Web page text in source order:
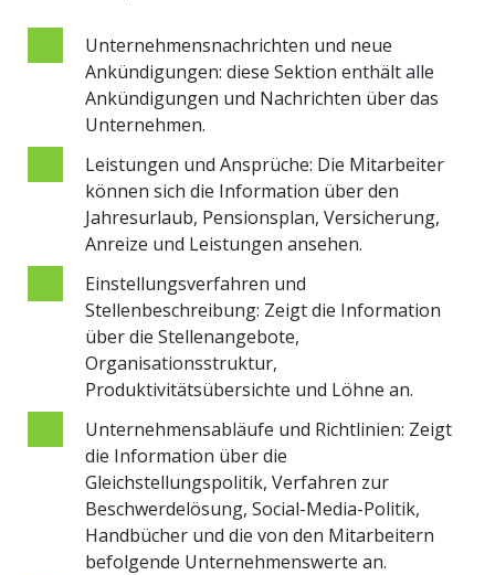
Unternehmensnachrichten und neue
Ankündigungen: diese Sektion enthält alle
Ankündigungen und Nachrichten über das
Unternehmen.
Leistungen und Ansprüche: Die Mitarbeiter
können sich die Information über den
Jahresurlaub, Pensionsplan, Versicherung,
Anreize und Leistungen ansehen.
Einstellungsverfahren und
Stellenbeschreibung: Zeigt die Information
über die Stellenangebote,
Organisationsstruktur,
Produktivitätsübersichte und Löhne an.
Unternehmensabläufe und Richtlinien: Zeigt
die Information über die
Gleichstellungspolitik, Verfahren zur
Beschwerdelösung, Social-Media-Politik,
Handbücher und die von den Mitarbeitern
befolgende Unternehmenswerte an.